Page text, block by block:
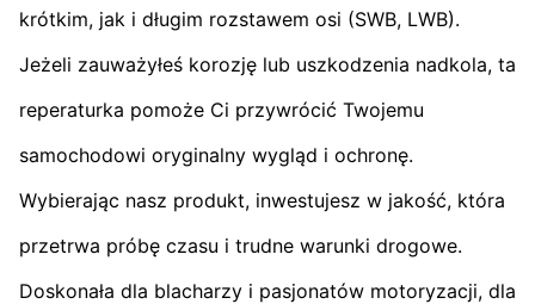
krótkim, jak i długim rozstawem osi (SWB, LWB).
Jeżeli zauważyłeś korozję lub uszkodzenia nadkola, ta
reperaturka pomoże Ci przywrócić Twojemu
samochodowi oryginalny wygląd i ochronę.
Wybierając nasz produkt, inwestujesz w jakość, która
przetrwa próbę czasu i trudne warunki drogowe.
Doskonała dla blacharzy i pasjonatów motoryzacji, dla